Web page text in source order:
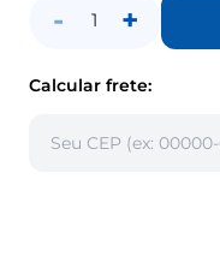
- 1 +
Calcular frete: